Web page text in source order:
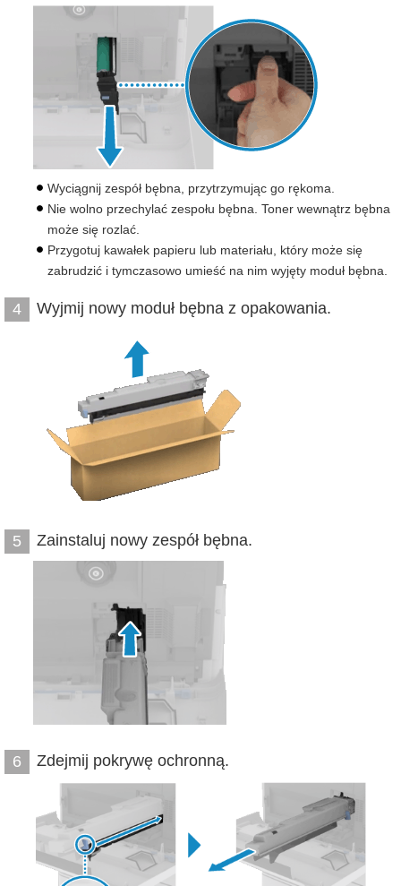
Wyciągnij zespół bębna, przytrzymując go rękoma.
Nie wolno przechylać zespołu bębna. Toner wewnątrz bębna
może się rozlać.
Przygotuj kawałek papieru lub materiału, który może się
zabrudzić i tymczasowo umieść na nim wyjęty moduł bębna.
4 Wyjmij nowy moduł bębna z opakowania.
5 Zainstaluj nowy zespół bębna.
6 Zdejmij pokrywę ochronną.